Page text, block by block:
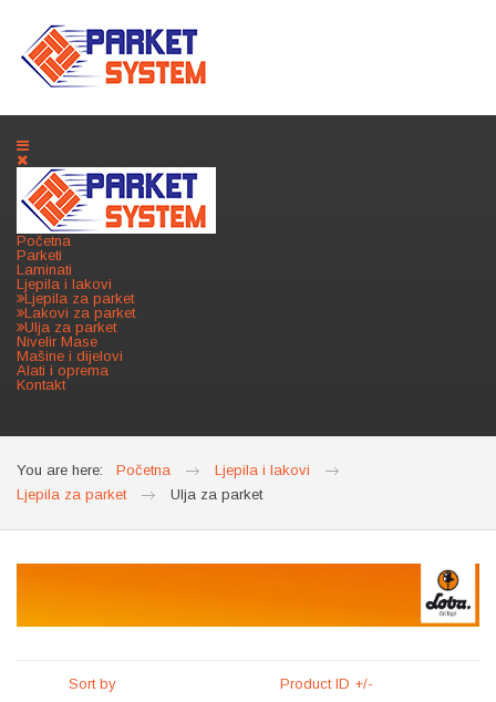
Početna
Parketi
Laminati
Ljepila i lakovi
Ljepila za parket
Lakovi za parket
Ulja za parket
Nivelir Mase
Mašine i dijelovi
Alati i oprema
Kontakt
You are here: Početna
Ljepila i lakovi
Ljepila za parket
Ulja za parket
Sort by Product ID +/-